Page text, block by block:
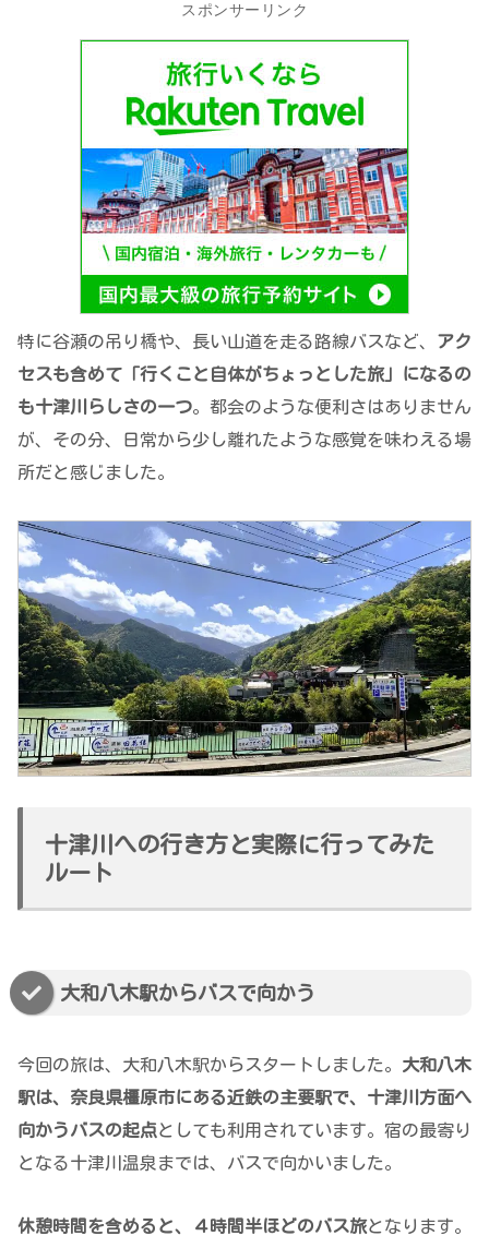
スポンサーリンク
特に谷瀬の吊り橋や、長い山道を走る路線バスなど、 アク
セスも含めて「行くこと自体がちょっとした旅」になるの
も十津川らしさの一つ。都会のような便利さはありません
が、その分、日常から少し離れたような感覚を味わえる場
所だと感じました。
十津川への行き方と実際に行ってみた
ルート
大和八木駅からバスで向かう
今回の旅は、大和八木駅からスタートしました。 大和八木
駅は、奈良県橿原市にある近鉄の主要駅で、十津川方面へ
向かうバスの起点としても利用されています。宿の最寄り
となる十津川温泉までは、バスで向かいました。
休憩時間を含めると、４時間半ほどのバス旅となります。